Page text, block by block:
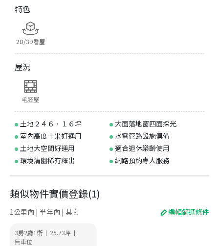
特色
2D/3D看屋
屋況
毛胚屋
土地２４６．１６坪
大面落地窗四面採光
室內高度十米好運用
水電管路設施俱備
土地大空間好運用
適合退休樂齡使用
環境清幽稀有釋出
網路預約專人服務
類似物件實價登錄(1)
1公里內 | 半年內 | 其它 編輯篩選條件
3房2廳1衛 | 25.73坪 |
無車位